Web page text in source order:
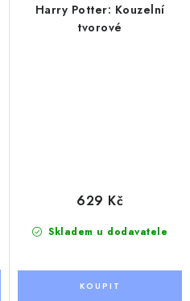
Harry Potter: Kouzelní
tvorové
Skladem u dodavatele
629 Kč